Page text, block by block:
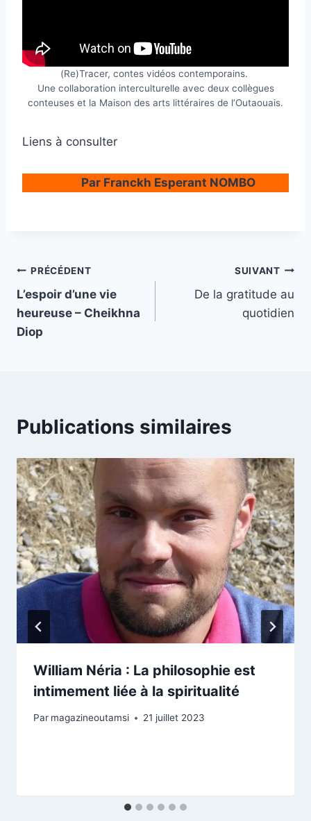
(Re)Tracer, contes vidéos contemporains.
Une collaboration interculturelle avec deux collègues
conteuses et la Maison des arts littéraires de l’Outaouais.
Liens à consulter
Par Franckh Esperant NOMBO
Navigation
de
l’article
PRÉCÉDENT
L’espoir d’une vie
heureuse – Cheikhna
Diop
SUIVANT
De la gratitude au
quotidien
Publications similaires
William Néria : La philosophie est
intimement liée à la spiritualité
Par magazineoutamsi 21 juillet 2023